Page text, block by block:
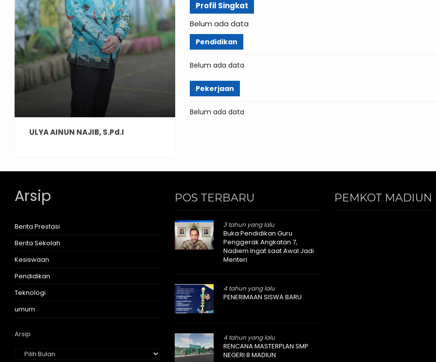
ULYA AINUN NAJIB, S.Pd.I
Profil Singkat
Belum ada data
Pendidikan
Belum ada data
Pekerjaan
Belum ada data
Arsip
Berita Prestasi
Berita Sekolah
Kesiswaan
Pendidikan
Teknologi
umum
Arsip
POS TERBARU
3 tahun yang lalu
Buka Pendidikan Guru
Penggerak Angkatan 7,
Nadiem Ingat saat Awal Jadi
Menteri
4 tahun yang lalu
PENERIMAAN SISWA BARU
4 tahun yang lalu
RENCANA MASTERPLAN SMP
NEGERI 8 MADIUN
PEMKOT MADIUN